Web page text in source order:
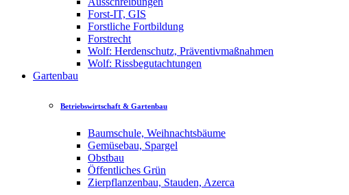
Forst-IT, GIS
Forstliche Fortbildung
Forstrecht
Wolf: Herdenschutz, Präventivmaßnahmen
Wolf: Rissbegutachtungen
Gartenbau
Betriebswirtschaft & Gartenbau
Baumschule, Weihnachtsbäume
Gemüsebau, Spargel
Obstbau
Öffentliches Grün
Zierpflanzenbau, Stauden, Azerca